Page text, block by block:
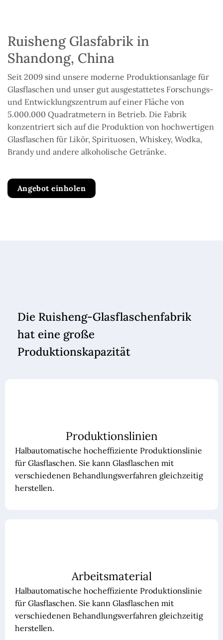
Ruisheng Glasfabrik in
Shandong, China
Seit 2009 sind unsere moderne Produktionsanlage für
Glasflaschen und unser gut ausgestattetes Forschungs-
und Entwicklungszentrum auf einer Fläche von
5.000.000 Quadratmetern in Betrieb. Die Fabrik
konzentriert sich auf die Produktion von hochwertigen
Glasflaschen für Likör, Spirituosen, Whiskey, Wodka,
Brandy und andere alkoholische Getränke.
Angebot einholen
Die Ruisheng-Glasflaschenfabrik
hat eine große
Produktionskapazität
Produktionslinien
Halbautomatische hocheffiziente Produktionslinie
für Glasflaschen. Sie kann Glasflaschen mit
verschiedenen Behandlungsverfahren gleichzeitig
herstellen.
Arbeitsmaterial
Halbautomatische hocheffiziente Produktionslinie
für Glasflaschen. Sie kann Glasflaschen mit
verschiedenen Behandlungsverfahren gleichzeitig
herstellen.